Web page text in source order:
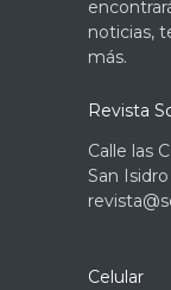
noticias,
más.
Revista
Calle las
San
Celular